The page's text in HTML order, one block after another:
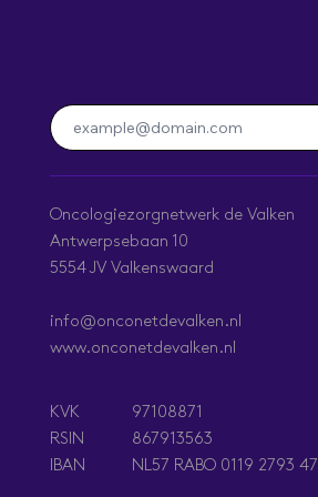
Oncologiezorgnetwerk de Valken
Antwerpsebaan 10
5554 JV Valkenswaard
info@onconetdevalken.nl
www.onconetdevalken.nl
KVK
RSIN
IBAN
97108871
867913563
NL57 RABO 0119 2793 47